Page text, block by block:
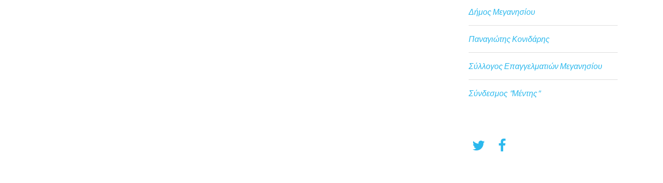
Δήμος Μεγανησίου
Παναγιώτης Κονιδάρης
Σύλλογος Επαγγελματιών Μεγανησίου
Σύνδεσμος "Μέντης"